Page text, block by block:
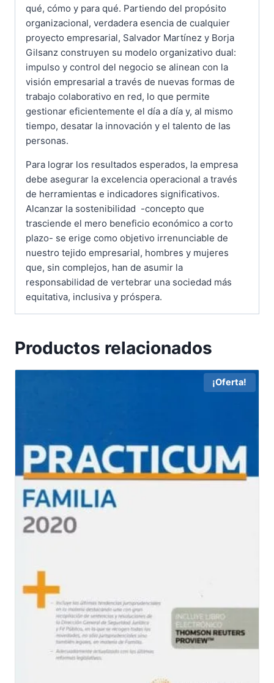
qué, cómo y para qué. Partiendo del propósito
organizacional, verdadera esencia de cualquier
proyecto empresarial, Salvador Martínez y Borja
Gilsanz construyen su modelo organizativo dual:
impulso y control del negocio se alinean con la
visión empresarial a través de nuevas formas de
trabajo colaborativo en red, lo que permite
gestionar eficientemente el día a día y, al mismo
tiempo, desatar la innovación y el talento de las
personas.
Para lograr los resultados esperados, la empresa
debe asegurar la excelencia operacional a través
de herramientas e indicadores significativos.
Alcanzar la sostenibilidad -concepto que
trasciende el mero beneficio económico a corto
plazo- se erige como objetivo irrenunciable de
nuestro tejido empresarial, hombres y mujeres
que, sin complejos, han de asumir la
responsabilidad de vertebrar una sociedad más
equitativa, inclusiva y próspera.
Productos relacionados
¡Oferta!